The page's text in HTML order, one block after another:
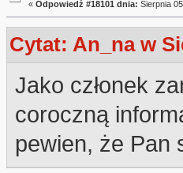
« Odpowiedź #18101 dnia: Sierpnia
Cytat: An_na w
Jako członek
coroczną
pewien, że Pan